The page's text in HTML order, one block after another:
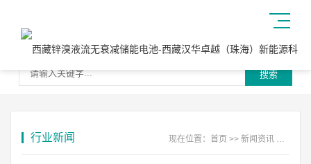
搜索
行业新闻 现在位置：首页 >>新闻资讯